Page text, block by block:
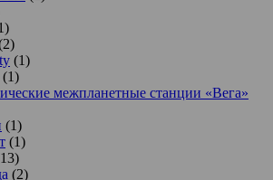
(1)
(1)
межпланетные станции «Вега»
(1)
(1)
(2)